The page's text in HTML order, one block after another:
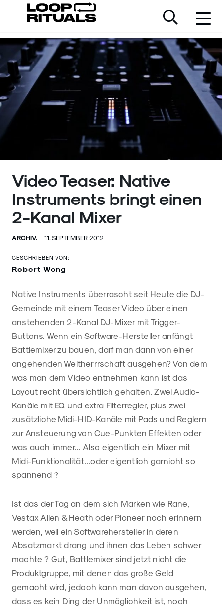
Video Teaser: Native
Instruments bringt einen
2-Kanal Mixer
ARCHIV. 11. SEPTEMBER 2012
GESCHRIEBEN VON:
Robert Wong
Native Instruments überrascht seit Heute die DJ-
Gemeinde mit einem Teaser Video über einen
anstehenden 2-Kanal DJ-Mixer mit Trigger-
Buttons. Wenn ein Software-Hersteller anfängt
Battlemixer zu bauen, darf man dann von einer
angehenden Weltherrrschaft ausgehen? Von dem
was man dem Video entnehmen kann ist das
Layout recht übersichtlich gehalten. Zwei Audio-
Kanäle mit EQ und extra Filterregler, plus zwei
zusätzliche Midi-HID-Kanäle mit Pads und Reglern
zur Ansteuerung von Cue-Punkten Effekten oder
was auch immer... Also eigentlich ein Mixer mit
Midi-Funktionalität...oder eigentlich garnicht so
spannend ?
Ist das der Tag an dem sich Marken wie Rane,
Vestax Allen & Heath oder Pioneer noch erinnern
werden, weil ein Softwarehersteller in deren
Absatzmarkt drang und ihnen das Leben schwer
machte ? Gut, Battlemixer sind jetzt nicht die
Produktgruppe, mit denen das große Geld
gemacht wird, jedoch kann man davon ausgehen,
dass es kein Ding der Unmöglichkeit ist, noch